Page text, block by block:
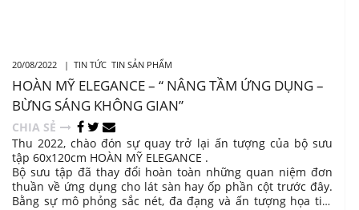
20/08/2022 | TIN TỨC TIN SẢN PHẨM
HOÀN MỸ ELEGANCE – “ NÂNG TẦM ỨNG DỤNG –
BỪNG SÁNG KHÔNG GIAN”
CHIA SẺ
Thu 2022, chào đón sự quay trở lại ấn tượng của bộ sưu
tập 60x120cm HOÀN MỸ ELEGANCE .
Bộ sưu tập đã thay đổi hoàn toàn những quan niệm đơn
thuần về ứng dụng cho lát sàn hay ốp phần cột trước đây.
Bằng sự mô phỏng sắc nét, đa đạng và ấn tượng họa tiết